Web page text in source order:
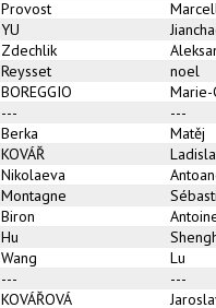
Provost
YU
Zdechlik
Reysset noel
BOREGGIO Marie-
--- ---
Berka Matěj
KOVÁŘ
Nikolaeva
Montagne
Biron
Hu
Wang Lu
--- ---
KOVÁŘOVÁ